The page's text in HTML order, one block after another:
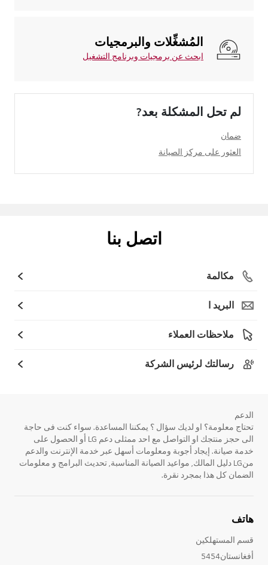
المُشغِّلات والبرمجيات
ابحث عن برمجيات وبرنامج التشغيل
لم تحل المشكلة بعد?
ضمان
العثور على مركز الصيانة
اتصل بنا
مكالمة
البريد ا
ملاحظات العملاء
رسالتك لرئيس الشركة
الدعم
تحتاج معلومة؟ او لديك سؤال ؟ يمكننا المساعدة. سواء كنت فى حاجة
الى حجز منتجك او التواصل مع احد ممثلى دعم LG أو الحصول على
خدمة صيانة. إيجاد أجوبة ومعلومات أسهل عبر خدمة الإنترنت والدعم
منLG دليل المالك, مواعيد الصيانة المناسبة, تحديث البرامج و معلومات
الضمان كل هذا بمجرد نقرة.
هاتف
قسم المستهلكين
أفغانستان5454